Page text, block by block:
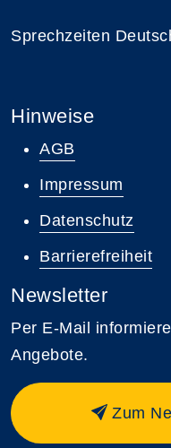
Sprechzeiten
Hinweise
AGB
Impressum
Datenschutz
Barrierefreiheit
Newsletter
Per E-Mail
Angebote.
Zum